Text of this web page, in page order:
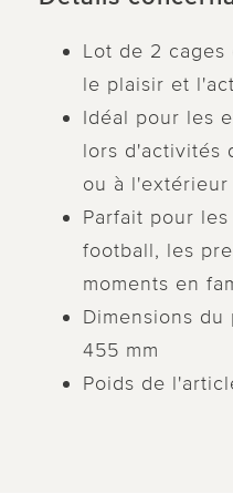
Lot de 2
le plaisir et
Idéal pour les
lors d'activités
ou à l'extérieur
Parfait pour
football, les
moments en
Dimensions
455 mm
Poids de